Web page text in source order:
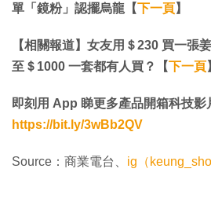
單「鏡粉」認擺烏龍【下一頁】
【相關報道】女友用＄230 買一張
至＄1000 一套都有人買？【下一頁
即刻用 App 睇更多產品開箱科技影
https://bit.ly/3wBb2QV
Source：商業電台、 ig（